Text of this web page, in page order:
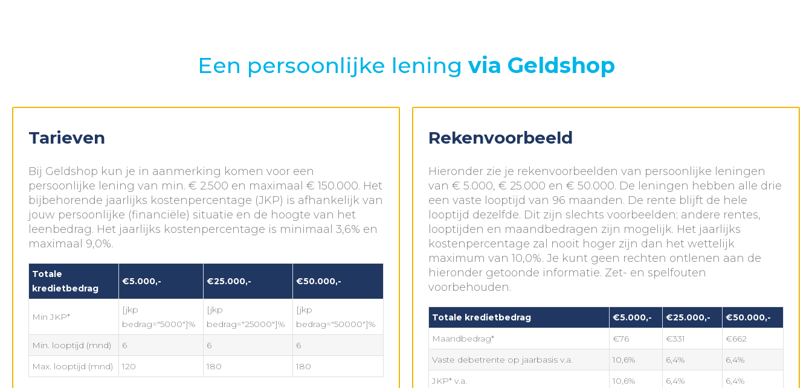
Een persoonlijke leningvia Geldshop
Tarieven
Bij Geldshop kun je in aanmerking komen voor een
persoonlijke lening van min. € 2.500 en maximaal € 150.000. Het
bijbehorende jaarlijks kostenpercentage (JKP) is afhankelijk van
jouw persoonlijke (financiële) situatie en de hoogte van het
leenbedrag. Het jaarlijks kostenpercentage is minimaal 3,6% en
maximaal 9,0%.
Totale
kredietbedrag
€5.000,- €25.000,- €50.000,-
Min JKP*
[jkp
bedrag="5000"]%
[jkp
bedrag="25000"]%
[jkp
bedrag="50000"]%
Min. looptijd (mnd)
6 6
6
Max. looptijd (mnd)
120 180 180
Rekenvoorbeeld
Hieronder zie je rekenvoorbeelden van persoonlijke leningen
van € 5.000, € 25.000 en € 50.000. De leningen hebben alle drie
een vaste looptijd van 96 maanden. De rente blijft de hele
looptijd dezelfde. Dit zijn slechts voorbeelden; andere rentes,
looptijden en maandbedragen zijn mogelijk. Het jaarlijks
kostenpercentage zal nooit hoger zijn dan het wettelijk
maximum van 10,0%. Je kunt geen rechten ontlenen aan de
hieronder getoonde informatie. Zet- en spelfouten
voorbehouden.
Totale kredietbedrag €5.000,- €25.000,-
€50.000,-
Maandbedrag*
€76 €331
€662
Vaste debetrente op jaarbasis v.a.
10,6% 6,4%
6,4%
JKP* v.a.
10,6% 6,4% 6,4%